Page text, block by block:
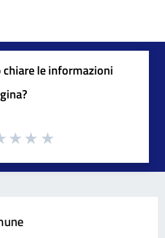
chiare le informazioni